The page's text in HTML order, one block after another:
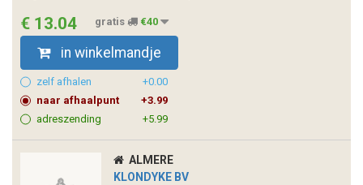
€ 13.04 gratis €40
in winkelmandje
zelf afhalen
+0.00
naar afhaalpunt
+3.99
adreszending
+5.99
ALMERE
KLONDYKE BV